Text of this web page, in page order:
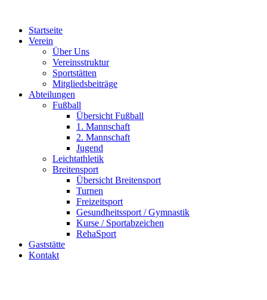
springenStartseite
Verein
Über Uns
Vereinsstruktur
Sportstätten
Mitgliedsbeiträge
Abteilungen
Fußball
Übersicht Fußball
1. Mannschaft
2. Mannschaft
Jugend
Leichtathletik
Breitensport
Übersicht Breitensport
Turnen
Freizeitsport
Gesundheitssport / Gymnastik
Kurse / Sportabzeichen
RehaSport
Gaststätte
Kontakt